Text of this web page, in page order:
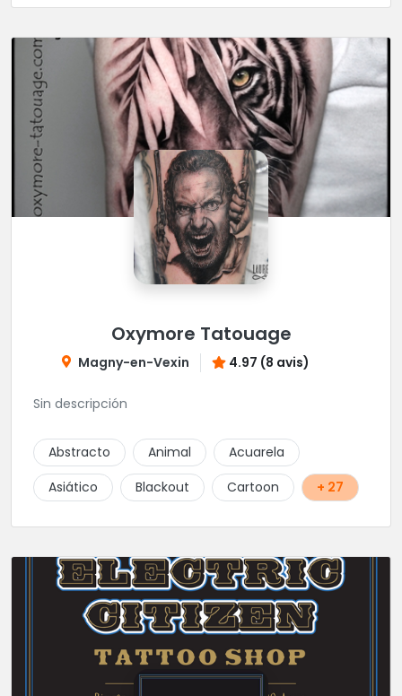
Oxymore Tatouage
Magny-en-Vexin 4.97 (8 avis)
Sin descripción
Abstracto Animal
Acuarela
Asiático
Blackout Cartoon + 27